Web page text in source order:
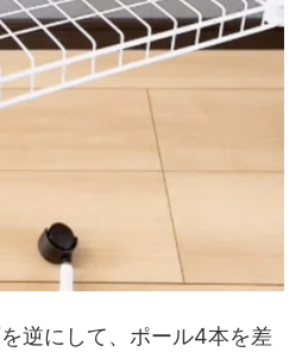
逆にして、ポール4本を差